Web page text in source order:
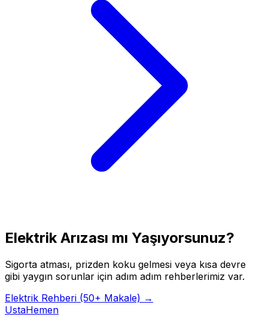
Elektrik Arızası mı Yaşıyorsunuz?
Sigorta atması, prizden koku gelmesi veya kısa devre
gibi yaygın sorunlar için adım adım rehberlerimiz var.
Elektrik Rehberi (50+ Makale) →
UstaHemen